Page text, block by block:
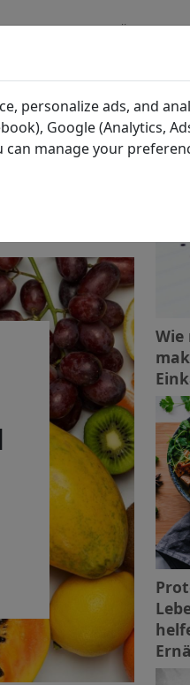
MAHLZEITENPLÄNE
Wie
personalize ads, and
Google (Analytics,
can manage your